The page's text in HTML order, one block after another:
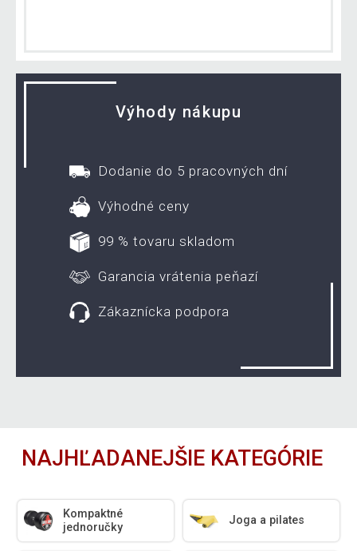
Výhody nákupu
Dodanie do 5 pracovných dní
Výhodné ceny
99 % tovaru skladom
Garancia vrátenia peňazí
Zákaznícka podpora
NAJHĽADANEJŠIE KATEGÓRIE
Kompaktné
jednoručky
Joga a pilates